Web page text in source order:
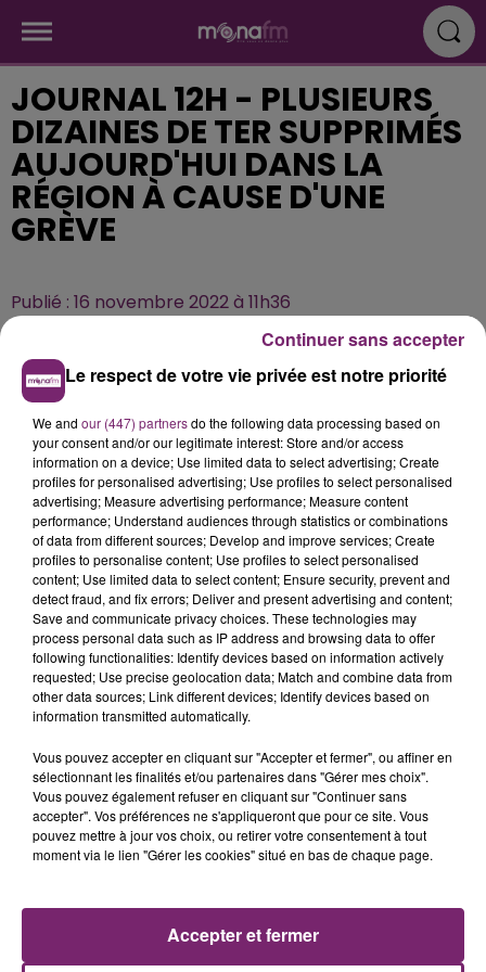
JOURNAL 12H - PLUSIEURS
DIZAINES DE TER SUPPRIMÉS
AUJOURD'HUI DANS LA
RÉGION À CAUSE D'UNE
GRÈVE
Publié : 16 novembre 2022 à 11h36
ACTUS RADIO
PODCASTS
PHOTOS
Le respect de votre vie privée est notre priorité
We and our (447) partnersdo the following data processing based on
your consent and/or our legitimate interest: Store and/or access
information on a device; Use limited data to select advertising; Create
profiles for personalised advertising; Use profiles to select personalised
advertising; Measure advertising performance; Measure content
performance; Understand audiences through statistics or combinations
of data from different sources; Develop and improve services; Create
profiles to personalise content; Use profiles to select personalised
content; Use limited data to select content; Ensure security, prevent and
detect fraud, and fix errors; Deliver and present advertising and content;
Save and communicate privacy choices. These technologies may
process personal data such as IP address and browsing data to offer
following functionalities: Identify devices based on information actively
requested; Use precise geolocation data; Match and combine data from
other data sources; Link different devices; Identify devices based on
information transmitted automatically.
Vous pouvez accepter en cliquant sur "Accepter et fermer", ou affiner en
sélectionnant les finalités et/ou partenaires dans "Gérer mes choix".
Vous pouvez également refuser en cliquant sur "Continuer sans
accepter". Vos préférences ne s'appliqueront que pour ce site. Vous
pouvez mettre à jour vos choix, ou retirer votre consentement à tout
moment via le lien "Gérer les cookies" situé en bas de chaque page.
Accepter et fermer
Continuer sans accepter